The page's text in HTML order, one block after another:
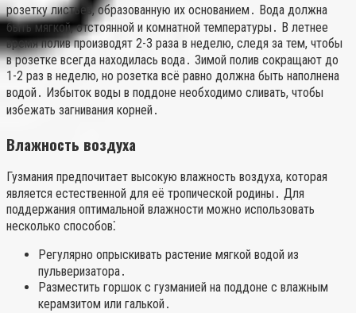
розетку листьев, образованную их основанием․ Вода должна
быть мягкой, отстоянной и комнатной температуры․ В летнее
время полив производят 2-3 раза в неделю, следя за тем, чтобы
в розетке всегда находилась вода․ Зимой полив сокращают до
1-2 раз в неделю, но розетка всё равно должна быть наполнена
водой․ Избыток воды в поддоне необходимо сливать, чтобы
избежать загнивания корней․
Влажность воздуха
Гузмания предпочитает высокую влажность воздуха, которая
является естественной для её тропической родины․ Для
поддержания оптимальной влажности можно использовать
несколько способов⁚
Регулярно опрыскивать растение мягкой водой из
пульверизатора․
Разместить горшок с гузманией на поддоне с влажным
керамзитом или галькой․